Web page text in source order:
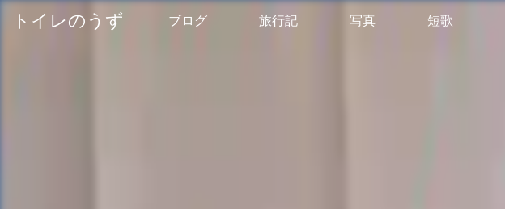
トイレのうず ブログ 旅行記 写真 短歌